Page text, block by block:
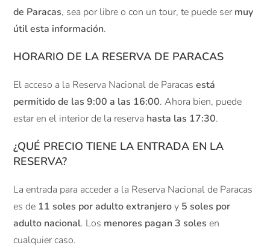
de Paracas, sea por libre o con un tour, te puede sermuy
útil esta información.
HORARIO DE LA RESERVA DE PARACAS
El acceso a la Reserva Nacional de Paracasestá
permitido de las 9:00 a las 16:00. Ahora bien, puede
estar en el interior de la reserva hasta las 17:30.
¿QUÉ PRECIO TIENE LA ENTRADA EN LA
RESERVA?
La entrada para acceder a la Reserva Nacional de Paracas
es de 11 soles por adulto extranjeroy 5 soles por
adulto nacional. Los menores pagan 3 soles en
cualquier caso.